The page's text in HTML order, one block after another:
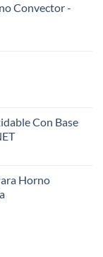
Convector -
Con Base
Horno